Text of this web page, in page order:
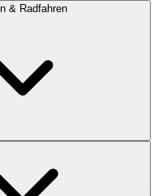
& Radfahren